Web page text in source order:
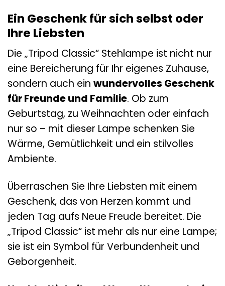
Ein Geschenk für sich selbst oder
Ihre Liebsten
Die „Tripod Classic“ Stehlampe ist nicht nur
eine Bereicherung für Ihr eigenes Zuhause,
sondern auch ein wundervolles Geschenk
für Freunde und Familie. Ob zum
Geburtstag, zu Weihnachten oder einfach
nur so – mit dieser Lampe schenken Sie
Wärme, Gemütlichkeit und ein stilvolles
Ambiente.
Überraschen Sie Ihre Liebsten mit einem
Geschenk, das von Herzen kommt und
jeden Tag aufs Neue Freude bereitet. Die
„Tripod Classic“ ist mehr als nur eine Lampe;
sie ist ein Symbol für Verbundenheit und
Geborgenheit.